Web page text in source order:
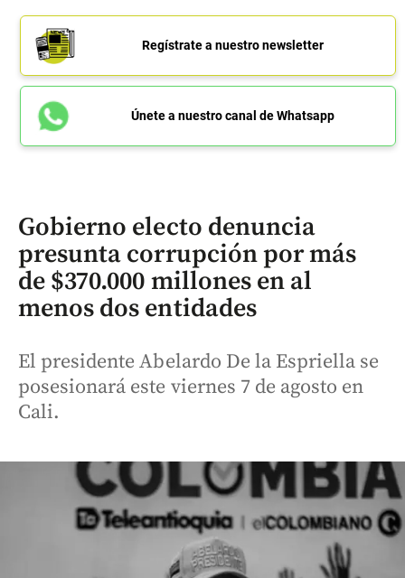
Regístrate a nuestro newsletter
Únete a nuestro canal de Whatsapp
Gobierno electo denuncia
presunta corrupción por más
de $370.000 millones en al
menos dos entidades
El presidente Abelardo De la Espriella se
posesionará este viernes 7 de agosto en
Cali.